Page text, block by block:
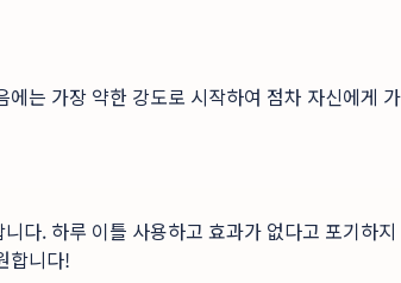
는 가장 약한 강도로 시작하여 점차 자신에게
다. 하루 이틀 사용하고 효과가 없다고 포기하
합니다!